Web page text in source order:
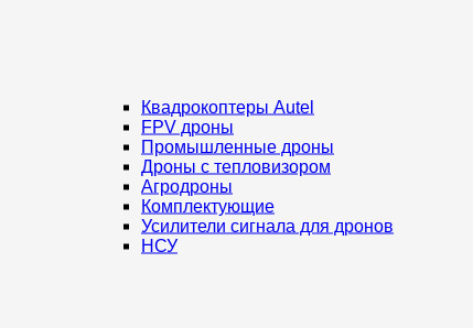
Квадрокоптеры Autel
FPV дроны
Промышленные дроны
Дроны с тепловизором
Агродроны
Комплектующие
Усилители сигнала для дронов
НСУ